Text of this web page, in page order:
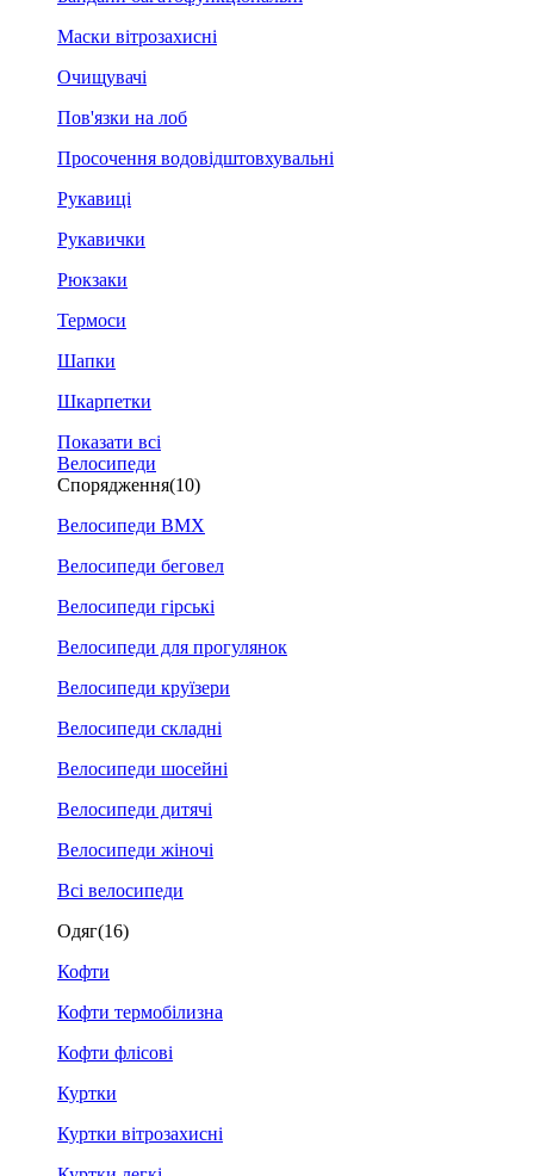
Маски вітрозахисні
Очищувачі
Пов'язки на лоб
Просочення водовідштовхувальні
Рукавиці
Рукавички
Рюкзаки
Термоси
Шапки
Шкарпетки
Показати всі
Велосипеди
Спорядження(10)
Велосипеди BMX
Велосипеди беговел
Велосипеди гірські
Велосипеди для прогулянок
Велосипеди круїзери
Велосипеди складні
Велосипеди шосейні
Велосипеди дитячі
Велосипеди жіночі
Всі велосипеди
Одяг(16)
Кофти
Кофти термобілизна
Кофти флісові
Куртки
Куртки вітрозахисні